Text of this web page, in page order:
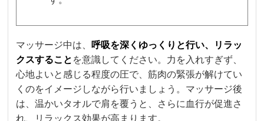
マッサージ中は、
呼吸を深くゆっくりと行い、リラッ
クスすること を意識してください。力を入れすぎず、
心地よいと感じる程度の圧で、筋肉の緊張が解けてい
くのをイメージしながら行いましょう。マッサージ後
は、温かいタオルで肩を覆うと、さらに血行が促進さ
れ、リラックス効果が高まります。